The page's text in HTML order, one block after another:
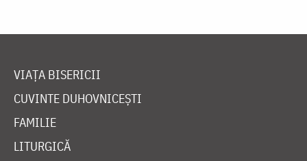
VIAȚA BISERICII
CUVINTE DUHOVNICEȘTI
FAMILIE
LITURGICĂ